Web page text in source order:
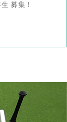
募集！